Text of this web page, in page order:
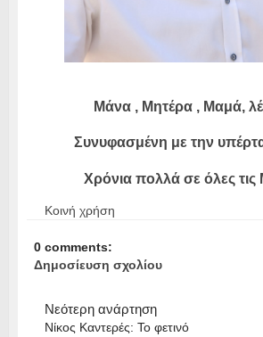
Μάνα , Μητέρα , Μαμά,
Συνυφασμένη με την
Χρόνια πολλά σε όλες
Κοινή χρήση
0 comments:
Δημοσίευση σχολίου
Νεότερη ανάρτηση
Νίκος Καντερές: Το φετινό